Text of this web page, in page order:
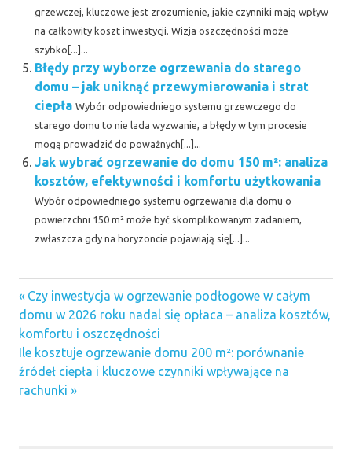
grzewczej, kluczowe jest zrozumienie, jakie czynniki mają wpływ
na całkowity koszt inwestycji. Wizja oszczędności może
szybko[...]...
Błędy przy wyborze ogrzewania do starego
domu – jak uniknąć przewymiarowania i strat
ciepła Wybór odpowiedniego systemu grzewczego do
starego domu to nie lada wyzwanie, a błędy w tym procesie
mogą prowadzić do poważnych[...]...
Jak wybrać ogrzewanie do domu 150 m²: analiza
kosztów, efektywności i komfortu użytkowania
Wybór odpowiedniego systemu ogrzewania dla domu o
powierzchni 150 m² może być skomplikowanym zadaniem,
zwłaszcza gdy na horyzoncie pojawiają się[...]...
Nawigacja
wpisu
Previous
Post:
Czy inwestycja w ogrzewanie podłogowe w całym
domu w 2026 roku nadal się opłaca – analiza kosztów,
komfortu i oszczędności
Next
Post:
Ile kosztuje ogrzewanie domu 200 m²: porównanie
źródeł ciepła i kluczowe czynniki wpływające na
rachunki